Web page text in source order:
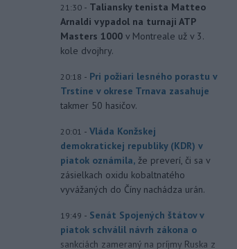
21:30 - Taliansky tenista Matteo
Arnaldi vypadol na turnaji ATP
Masters 1000 v Montreale už v 3.
kole dvojhry.
20:18 - Pri požiari lesného porastu v
Trstíne v okrese Trnava zasahuje
takmer 50 hasičov.
20:01 - Vláda Konžskej
demokratickej republiky (KDR) v
piatok oznámila, že preverí, či sa v
zásielkach oxidu kobaltnatého
vyvážaných do Číny nachádza urán.
19:49 - Senát Spojených štátov v
piatok schválil návrh zákona o
sankciách zameraný na príjmy Ruska z